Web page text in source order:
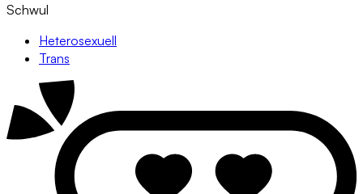
Schwul
Heterosexuell
Trans